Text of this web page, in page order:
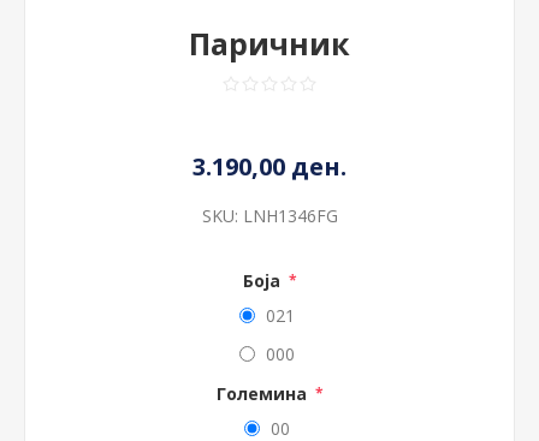
Паричник
3.190,00 ден.
SKU: LNH1346FG
Боја *
021
000
Големина *
00